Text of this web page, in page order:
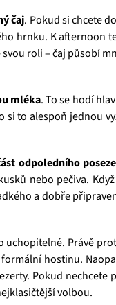
čaj. Pokud si chcete
hrnku. K afternoon
roli – čaj působí
mléka. To se hodí
to alespoň jednou
odpoledního
nebo pečiva.
a dobře
uchopitelné. Právě
hostinu.
Pokud
volbou.